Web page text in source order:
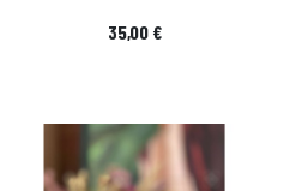
Prix
35,00 €